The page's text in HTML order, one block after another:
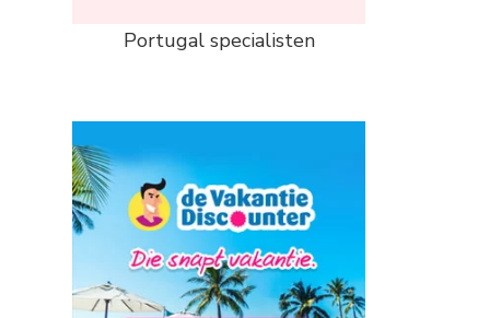
Portugal specialisten